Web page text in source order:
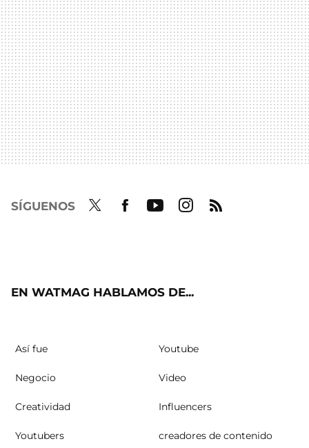
SÍGUENOS
EN WATMAG HABLAMOS DE...
Así fue Youtube
Negocio Video
Creatividad Influencers
Youtubers creadores de contenido